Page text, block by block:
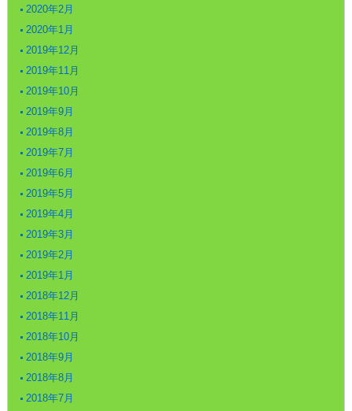
2020年2月
2020年1月
2019年12月
2019年11月
2019年10月
2019年9月
2019年8月
2019年7月
2019年6月
2019年5月
2019年4月
2019年3月
2019年2月
2019年1月
2018年12月
2018年11月
2018年10月
2018年9月
2018年8月
2018年7月